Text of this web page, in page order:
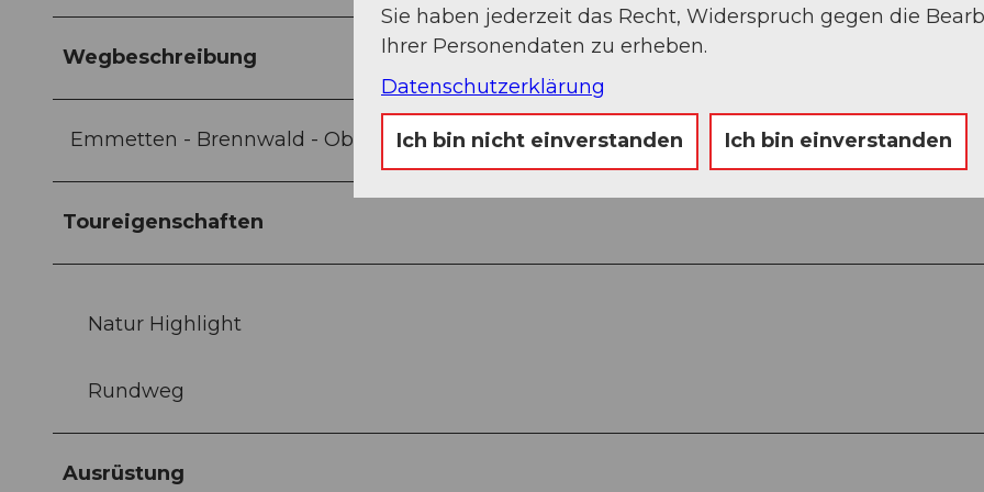
Wegbeschreibung
Emmetten - Brennwald - Oberwald - Höch Flue - Seelisberg - Emmetten
Toureigenschaften
Natur Highlight
Rundweg
Ausrüstung
Sie haben jederzeit das Recht, Widerspruch gegen die
Ihrer Personendaten zu erheben.
Datenschutzerklärung
Ich bin nicht einverstanden Ich bin einverstanden